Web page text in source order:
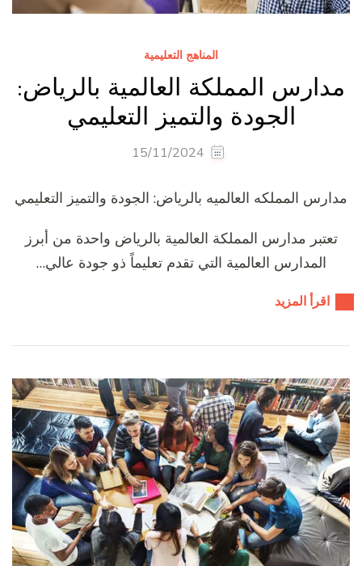
المناهج التعليمية
مدارس المملكة العالمية بالرياض:
الجودة والتميز التعليمي
15/11/2024
مدارس المملكه العالميه بالرياض: الجودة والتميز التعليمي
تعتبر مدارس المملكة العالمية بالرياض واحدة من أبرز
المدارس العالمية التي تقدم تعليماً ذو جودة عالي…
اقرأ المزيد